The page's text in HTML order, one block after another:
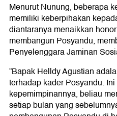
Menurut Nunung, beberapa
memiliki keberpihakan
diantaranya menaikkan
membangun Posyandu,
Penyelenggara Jaminan
“Bapak Helldy Agustian
terhadap kader Posyandu.
kepemimpinannya, beliau
setiap bulan yang